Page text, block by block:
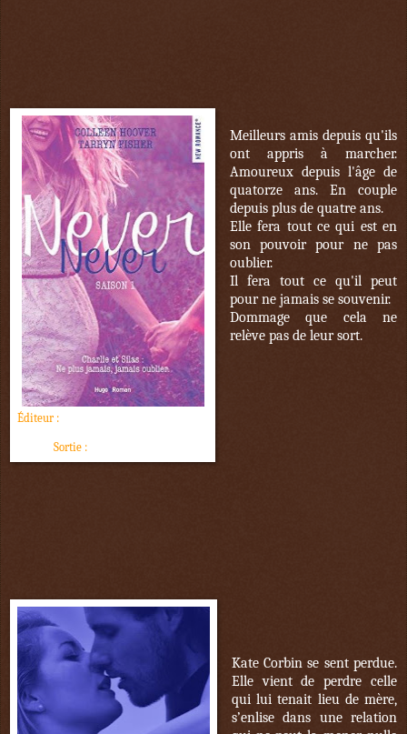
Éditeur :
Sortie :
Meilleurs amis depuis qu'ils
ont appris à marcher.
Amoureux depuis l'âge de
quatorze ans. En couple
depuis plus de quatre ans.
Elle fera tout ce qui est en
son pouvoir pour ne pas
oublier.
Il fera tout ce qu'il peut
pour ne jamais se souvenir.
Dommage que cela ne
relève pas de leur sort.
Kate Corbin se sent perdue.
Elle vient de perdre celle
qui lui tenait lieu de mère,
s’enlise dans une relation